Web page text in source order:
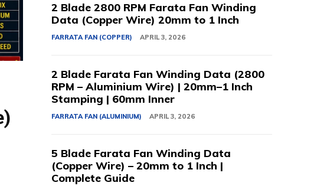
2 Blade 2800 RPM Farata Fan Winding
Data (Copper Wire) 20mm to 1 Inch
FARRATA FAN (COPPER) APRIL 3, 2026
2 Blade Farata Fan Winding Data (2800
RPM – Aluminium Wire) | 20mm–1 Inch
Stamping | 60mm Inner
FARRATA FAN (ALUMINIUM) APRIL 3, 2026
5 Blade Farata Fan Winding Data
(Copper Wire) – 20mm to 1 Inch |
Complete Guide